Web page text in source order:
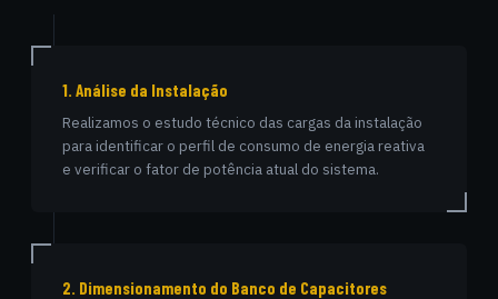
1. Análise da Instalação
Realizamos o estudo técnico das cargas da instalação
para identificar o perfil de consumo de energia reativa
e verificar o fator de potência atual do sistema.
2. Dimensionamento do Banco de Capacitores